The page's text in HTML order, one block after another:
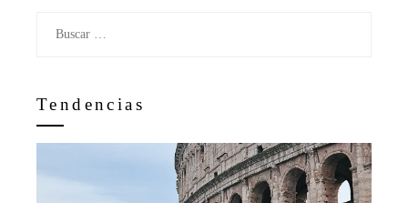
Tendencias